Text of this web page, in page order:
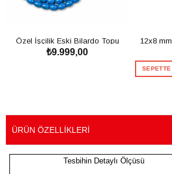
Özel İşçilik Eski Bilardo Topu
99'luk Tesbih
₺9.999,00
12x8
ÜRÜN ÖZELLIKLERI
Tesbihin Detaylı Ölçüsü